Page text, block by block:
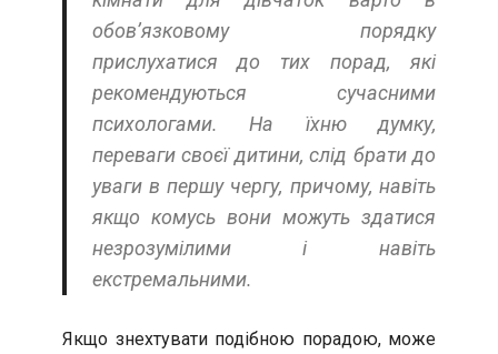
обов’язковому порядку
прислухатися до тих порад, які
рекомендуються сучасними
психологами. На їхню думку,
переваги своєї дитини, слід брати до
уваги в першу чергу, причому, навіть
якщо комусь вони можуть здатися
незрозумілими і навіть
екстремальними.
Якщо знехтувати подібною порадою, може